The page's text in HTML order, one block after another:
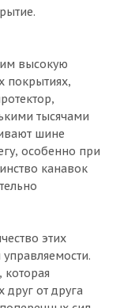
высокую
покрытиях,
тысячами
шине
особенно при
канавок
этих
друг от друга